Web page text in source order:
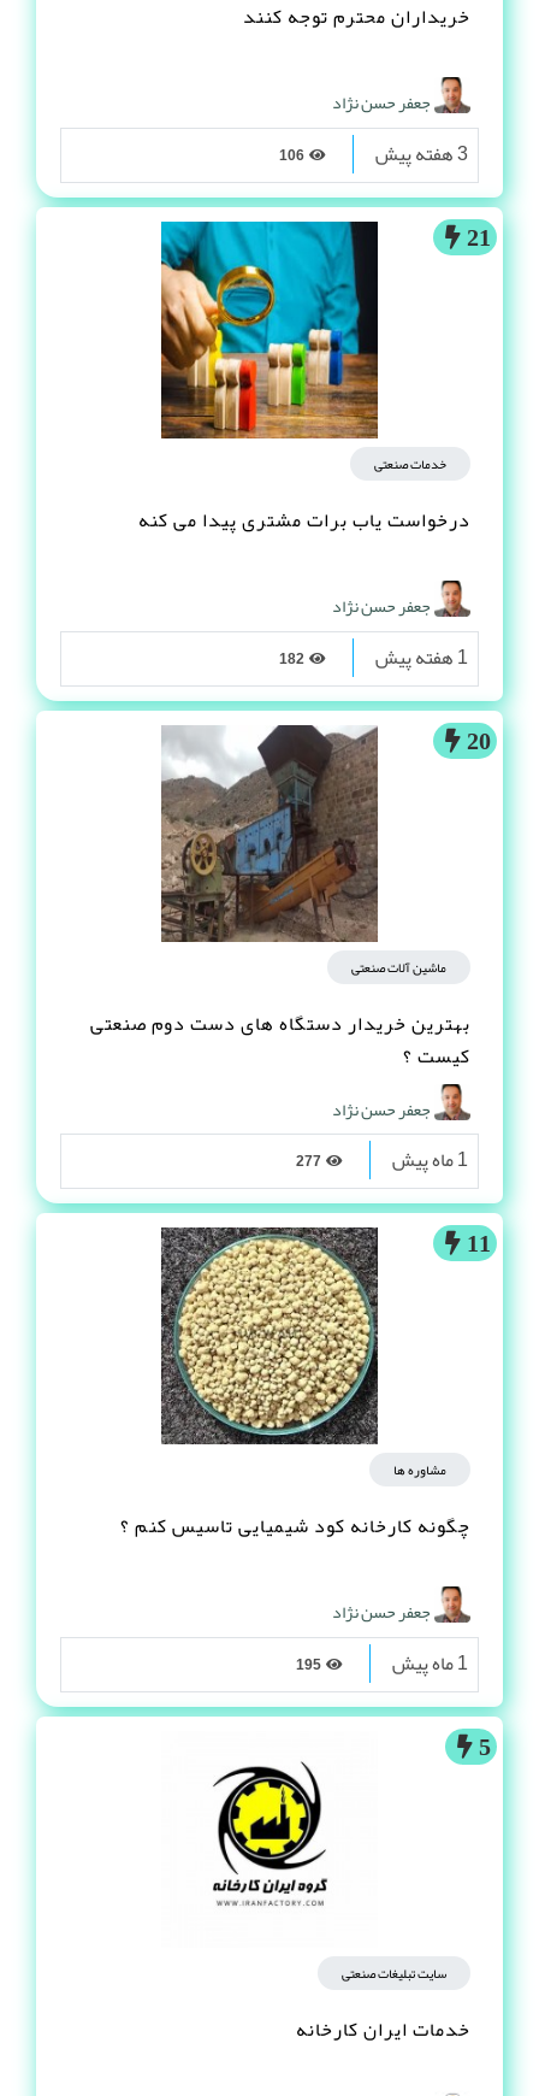
خریداران محترم توجه کنند
جعفر حسن نژاد
3 هفته پیش
21
خدمات صنعتی
درخواست یاب برات مشتری پیدا می کنه
جعفر حسن نژاد
1 هفته پیش
20
ماشین آلات صنعتی
بهترین خریدار دستگاه های دست دوم صنعتی
کیست ؟
جعفر حسن نژاد
1 ماه پیش
11
مشاوره ها
چگونه کارخانه کود شیمیایی تاسیس کنم ؟
جعفر حسن نژاد
1 ماه پیش
5
سایت تبلیغات صنعتی
خدمات ایران کارخانه